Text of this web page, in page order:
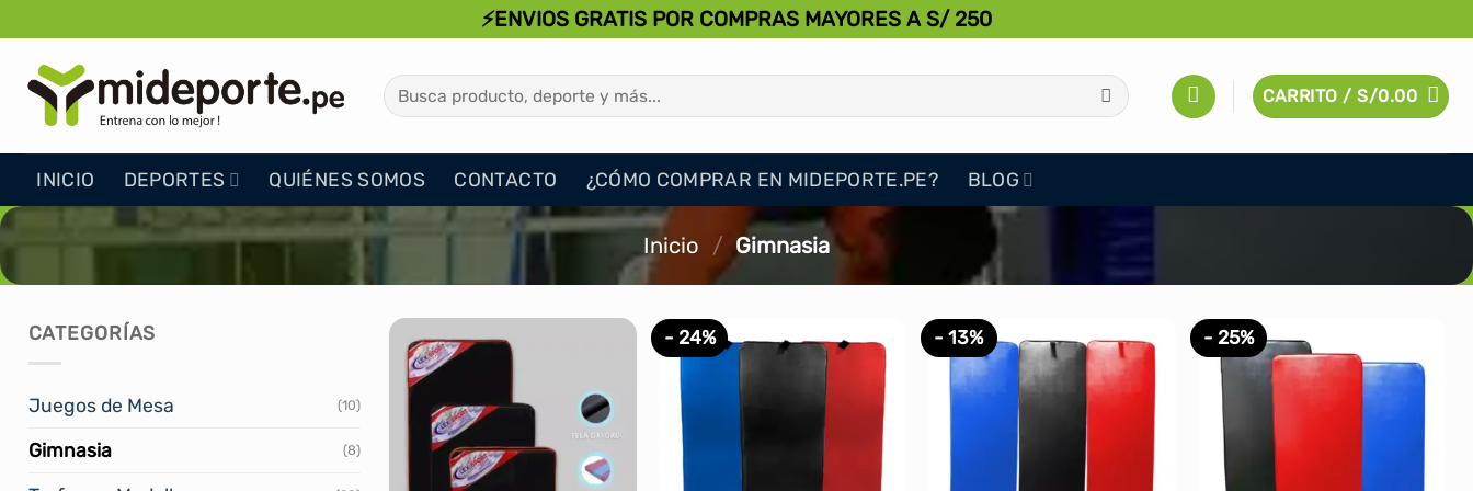
al
contenido
⚡ENVIOS GRATIS POR COMPRAS MAYORES A S/ 250
Buscar
por:
CARRITO /S/0.00
INICIO DEPORTES QUIÉNES SOMOS CONTACTO ¿CÓMO COMPRAR EN MIDEPORTE.PE? BLOG
Inicio / Gimnasia
CATEGORÍAS
Juegos de Mesa (10)
Gimnasia (8)
- 24% - 13% - 25%